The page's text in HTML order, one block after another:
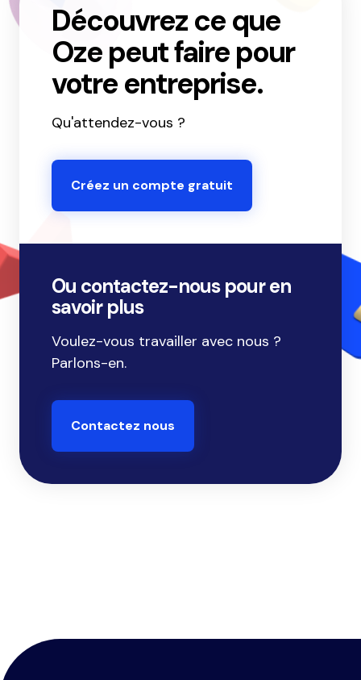
Découvrez ce que
Oze peut faire pour
votre entreprise.
Qu'attendez-vous ?
Créez un compte gratuit
Ou contactez-nous pour en
savoir plus
Voulez-vous travailler avec nous ?
Parlons-en.
Contactez nous